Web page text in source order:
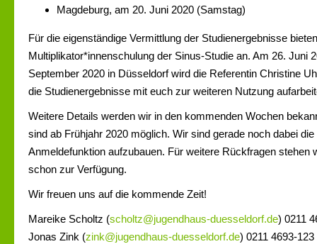
Magdeburg, am 20. Juni 2020 (Samstag)
Für die eigenständige Vermittlung der Studienergebnisse
Multiplikator*innenschulung der Sinus-Studie an. Am 26. Juni
September 2020 in Düsseldorf wird die Referentin Christine
die Studienergebnisse mit euch zur weiteren Nutzung
Weitere Details werden wir in den kommenden Wochen
sind ab Frühjahr 2020 möglich. Wir sind gerade noch dabei
Anmeldefunktion aufzubauen. Für weitere Rückfragen stehen
schon zur Verfügung.
Wir freuen uns auf die kommende Zeit!
Mareike Scholtz (scholtz@jugendhaus-duesseldorf.de) 0211
Jonas Zink (zink@jugendhaus-duesseldorf.de) 0211 4693-123